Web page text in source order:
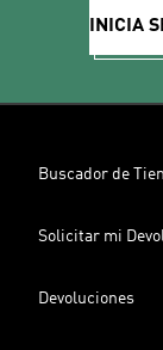
INICIA
Buscador de
Solicitar mi
Devoluciones